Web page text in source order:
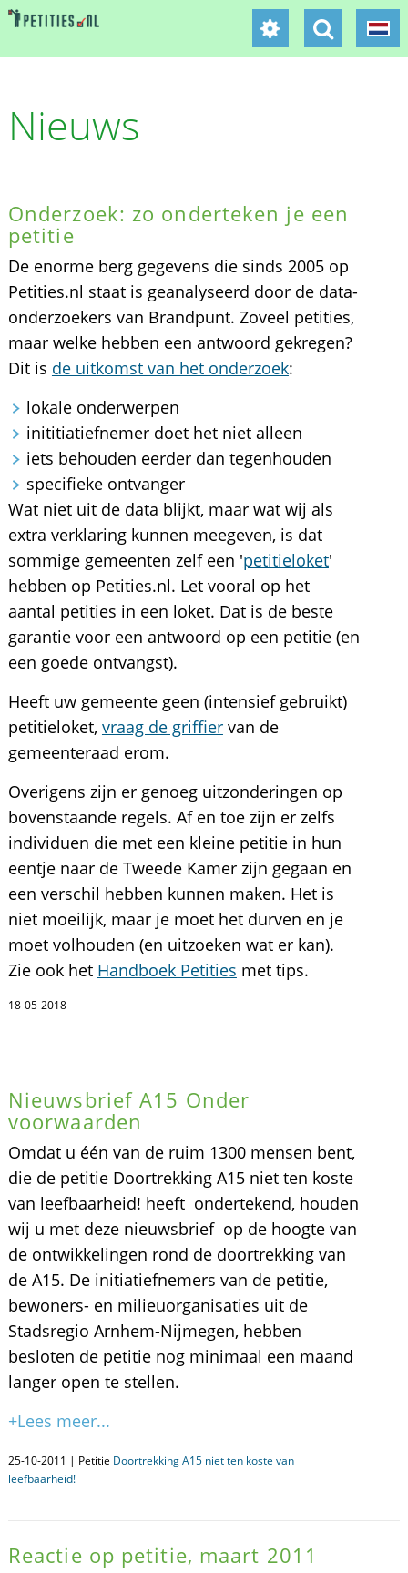
Nieuws
Onderzoek: zo onderteken je een
petitie
De enorme berg gegevens die sinds 2005 op
Petities.nl staat is geanalyseerd door de data-
onderzoekers van Brandpunt. Zoveel petities,
maar welke hebben een antwoord gekregen?
Dit is de uitkomst van het onderzoek:
lokale onderwerpen
inititiatiefnemer doet het niet alleen
iets behouden eerder dan tegenhouden
specifieke ontvanger
Wat niet uit de data blijkt, maar wat wij als
extra verklaring kunnen meegeven, is dat
sommige gemeenten zelf een 'petitieloket'
hebben op Petities.nl. Let vooral op het
aantal petities in een loket. Dat is de beste
garantie voor een antwoord op een petitie (en
een goede ontvangst).
Heeft uw gemeente geen (intensief gebruikt)
petitieloket, vraag de griffiervan de
gemeenteraad erom.
Overigens zijn er genoeg uitzonderingen op
bovenstaande regels. Af en toe zijn er zelfs
individuen die met een kleine petitie in hun
eentje naar de Tweede Kamer zijn gegaan en
een verschil hebben kunnen maken. Het is
niet moeilijk, maar je moet het durven en je
moet volhouden (en uitzoeken wat er kan).
Zie ook het Handboek Petities met tips.
18-05-2018
Nieuwsbrief A15 Onder
voorwaarden
Omdat u één van de ruim 1300 mensen bent,
die de petitie Doortrekking A15 niet ten koste
van leefbaarheid! heeft ondertekend, houden
wij u met deze nieuwsbrief op de hoogte van
de ontwikkelingen rond de doortrekking van
de A15. De initiatiefnemers van de petitie,
bewoners- en milieuorganisaties uit de
Stadsregio Arnhem-Nijmegen, hebben
besloten de petitie nog minimaal een maand
langer open te stellen.
+Lees meer...
25-10-2011 | Petitie Doortrekking A15 niet ten koste van
leefbaarheid!
Reactie op petitie, maart 2011